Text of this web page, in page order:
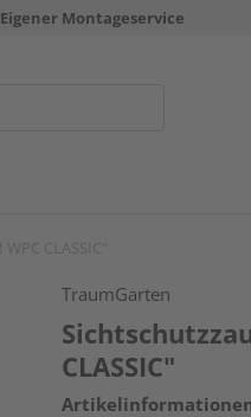
Eigener Montageservice
TraumGarten
CLASSIC"